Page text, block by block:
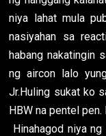
niya lahat mula
nasiyahan sa
habang nakatingin
ng aircon lalo
Jr.Huling sukat ko
HBW na pentel pen.
Hinahagod niya